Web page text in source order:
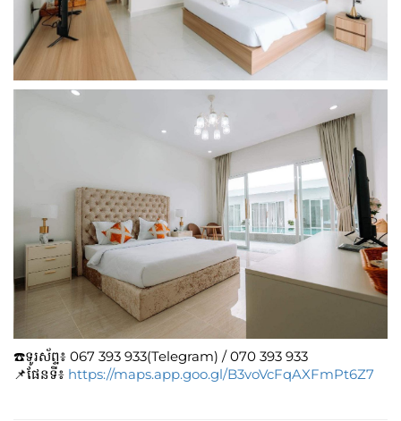
☎️ទូរស័ព្ទ៖​​ 067 393 933(Telegram) / 070 393 933
📌ផែនទី៖ https://maps.app.goo.gl/B3voVcFqAXFmPt6Z7